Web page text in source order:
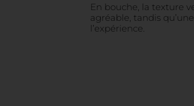
En bouche, la texture
agréable, tandis
l’expérience.